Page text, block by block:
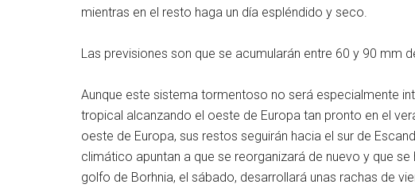
mientras en el resto haga un día espléndido y seco.
Las previsiones son que se acumularán entre 60 y 90 mm
Aunque este sistema tormentoso no será especialmente
tropical alcanzando el oeste de Europa tan pronto en el
oeste de Europa, sus restos seguirán hacia el sur de
climático apuntan a que se reorganizará de nuevo y que
golfo de Borhnia, el sábado, desarrollará unas rachas de